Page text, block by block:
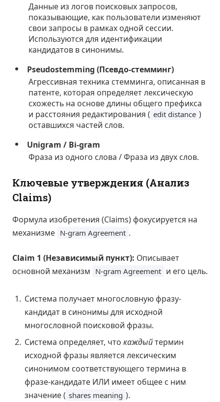
Данные из логов поисковых запросов,
показывающие, как пользователи изменяют
свои запросы в рамках одной сессии.
Используются для идентификации
кандидатов в синонимы.
Pseudostemming (Псевдо-стемминг)
Агрессивная техника стемминга, описанная в
патенте, которая определяет лексическую
схожесть на основе длины общего префикса
и расстояния редактирования ( edit distance )
оставшихся частей слов.
Unigram / Bi-gram
Фраза из одного слова / Фраза из двух слов.
Ключевые утверждения (Анализ
Claims)
Формула изобретения (Claims) фокусируется на
механизме N-gram Agreement .
Claim 1 (Независимый пункт): Описывает
основной механизм N-gram Agreement и его цель.
Система получает многословную фразу-
кандидат в синонимы для исходной
многословной поисковой фразы.
Система определяет, что каждыйтермин
исходной фразы является лексическим
синонимом соответствующего термина в
фразе-кандидате ИЛИ имеет общее с ним
значение ( shares meaning ).